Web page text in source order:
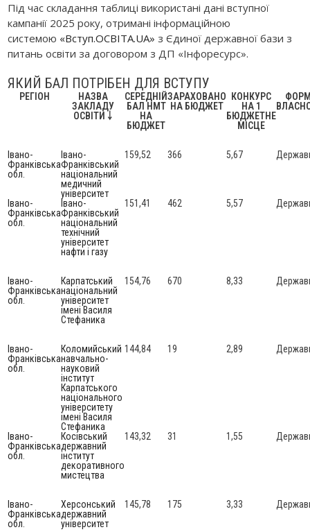
Під час складання таблиці використані дані вступної
кампанії 2025 року, отримані інформаційною
системою «Вступ.ОСВІТА.UA» з Єдиної державної бази з
питань освіти за договором з ДП «Інфоресурс».
ЯКИЙ БАЛ ПОТРІБЕН ДЛЯ ВСТУПУ
РЕГІОН
НАЗВА
ЗАКЛАДУ
ОСВІТИ ￬
СЕРЕДНІЙ
БАЛ НМТ
НА
БЮДЖЕТ
ЗАРАХОВАНО
НА БЮДЖЕТ
КОНКУРС
НА 1
БЮДЖЕТНЕ
МІСЦЕ
Івано-
Франківська
обл.
Івано-
Франківський
національний
медичний
університет
159,52 366 5,67
Івано-
Франківська
обл.
Івано-
Франківський
національний
технічний
університет
нафти і газу
151,41 462 5,57
Івано-
Франківська
обл.
Карпатський
національний
університет
імені Василя
Стефаника
154,76 670 8,33
Івано-
Франківська
обл.
Коломийський
навчально-
науковий
інститут
Карпатського
національного
університету
імені Василя
Стефаника
144,84 19 2,89
Івано-
Франківська
обл.
Косівський
державний
інститут
декоративного
мистецтва
143,32 31 1,55
Івано-
Франківська
обл.
Херсонський
державний
університет
145,78 175 3,33